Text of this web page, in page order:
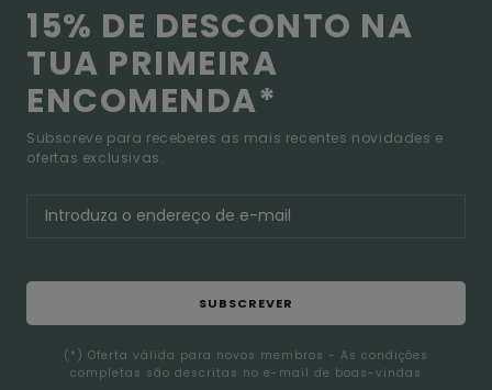
15% DE DESCONTO NA
TUA PRIMEIRA
ENCOMENDA*
Subscreve para receberes as mais recentes novidades e
ofertas exclusivas.
SUBSCREVER
(*) Oferta válida para novos membros - As condições
completas são descritas no e-mail de boas-vindas